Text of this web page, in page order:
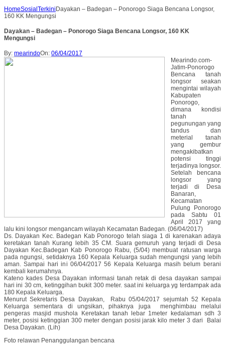
HomeSosial Terkini Dayakan – Badegan – Ponorogo Siaga Bencana Longsor,
160 KK Mengungsi
Dayakan – Badegan – Ponorogo Siaga Bencana Longsor, 160 KK
Mengungsi
By: mearindoOn: 06/04/2017
Mearindo.com-
Jatim-Ponorogo
Bencana tanah
longsor seakan
mengintai wilayah
Kabupaten
Ponorogo,
dimana kondisi
tanah
pegunungan yang
tandus dan
meterial tanah
yang gembur
mengakibatkan
potensi tinggi
terjadinya longsor.
Setelah bencana
longsor yang
terjadi di Desa
Banaran,
Kecamatan
Pulung Ponorogo
pada Sabtu 01
April 2017 yang
lalu kini longsor mengancam wilayah Kecamatan Badegan. (06/04/2017)
Ds. Dayakan Kec. Badegan Kab Ponorogo telah siaga 1 di karenakan adaya
keretakan tanah Kurang lebih 35 CM. Suara gemuruh yang terjadi di Desa
Dayakan Kec.Badegan Kab Ponorogo Rabu, (5/04) membuat ratusan warga
pada ngungsi, setidaknya 160 Kepala Keluarga sudah mengungsi yang lebih
aman. Sampai hari ini 06/04/2017 56 Kepala Keluarga masih belum berani
kembali kerumahnya.
Kateno kades Desa Dayakan informasi tanah retak di desa dayakan sampai
hari ini 30 cm, ketinggihan bukit 300 meter. saat ini keluarga yg terdampak ada
180 Kepala Keluarga.
Menurut Sekretaris Desa Dayakan, Rabu 05/04/2017 sejumlah 52 Kepala
Keluarga sementara di ungsikan, pihaknya juga menghimbau melalui
pengeras masjid mushola Keretakan tanah lebar 1meter kedalaman sdh 3
meter, posisi ketinggian 300 meter dengan posisi jarak kilo meter 3 dari Balai
Desa Dayakan. (Lih)
Foto relawan Penanggulangan bencana